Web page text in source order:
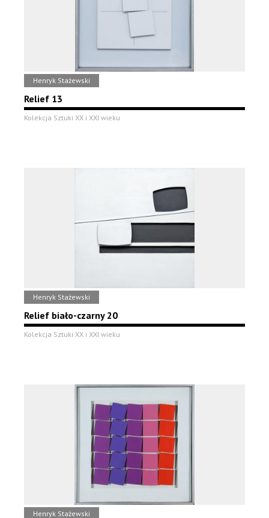
Henryk Stażewski
Relief 13
Kolekcja Sztuki XX i XXI wieku
Henryk Stażewski
Relief biało-czarny 20
Kolekcja Sztuki XX i XXI wieku
Henryk Stażewski